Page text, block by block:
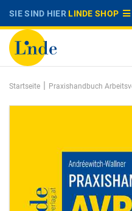
SIE SIND HIERLINDE SHOP
Startseite | Praxishandbuch